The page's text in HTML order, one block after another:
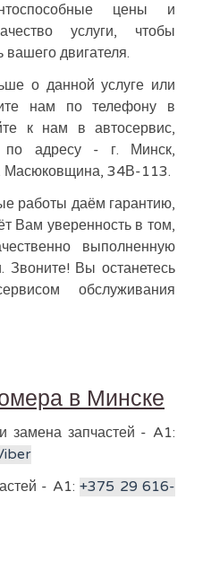
цены и
услуги, чтобы
вашего двигателя.
о данной услуге или
нам по телефону в
к нам в автосервис,
по адресу - г. Минск,
Масюковщина, 34В-113.
работы даём гарантию,
Вам уверенность в том,
выполненную
Звоните! Вы останетесь
обслуживания
в Минске
запчастей - A1:
- A1:+375 29 616-